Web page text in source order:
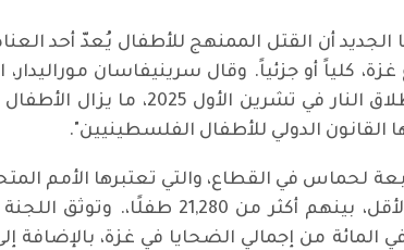
الجديد أن القتل الممنهج للأطفال يُعدّ أحد
2026: "حتى بعد وقف إطلاق
القانون الدولي للأطفال الفلسطينيين".
لحماس في القطاع، والتي تعتبرها الأمم